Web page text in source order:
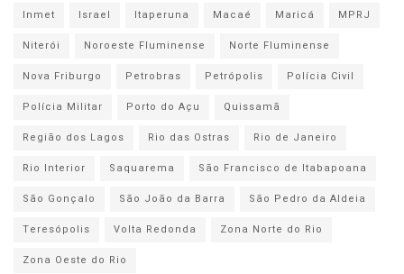
Inmet
Israel Itaperuna Macaé Maricá
MPRJ
Niterói
Noroeste Fluminense
Norte Fluminense
Nova Friburgo
Petrobras Petrópolis
Polícia Civil
Polícia Militar
Porto do Açu
Quissamã
Região dos Lagos
Rio das Ostras
Rio de Janeiro
Rio Interior
Saquarema
São Francisco de Itabapoana
São Gonçalo
São João da Barra
São Pedro da Aldeia
Teresópolis
Volta Redonda
Zona Norte do Rio
Zona Oeste do Rio